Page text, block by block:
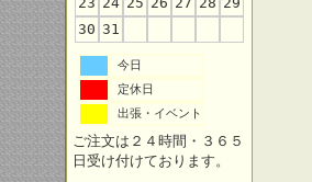
30 31
今日
定休日
出張・イベント
ご注文は２４時間・３６５
日受け付けております。